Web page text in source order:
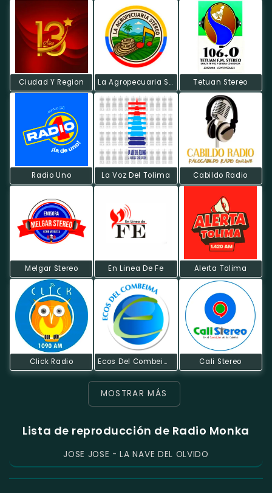
Ciudad Y Region La Agropecuaria Stèreo ‐ Beltamar Online Tetuan Stereo
Radio Uno La Voz Del Tolima Cabildo Radio
Melgar Stereo En Linea De Fe Alerta Tolima
Click Radio Ecos Del Combeima Cali Stereo
MOSTRAR MÁS
Lista de reproducción de Radio Monka
JOSE JOSE - LA NAVE DEL OLVIDO